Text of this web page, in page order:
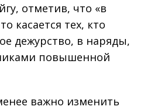
отметив, что «в
касается тех, кто
дежурство, в наряды,
повышенной
важно изменить